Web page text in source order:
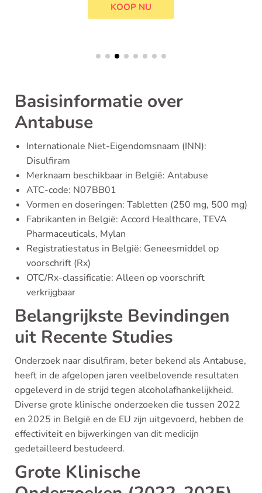
KOOP NU
Basisinformatie over
Antabuse
Internationale Niet-Eigendomsnaam (INN):
Disulfiram
Merknaam beschikbaar in België: Antabuse
ATC-code: N07BB01
Vormen en doseringen: Tabletten (250 mg, 500 mg)
Fabrikanten in België: Accord Healthcare, TEVA
Pharmaceuticals, Mylan
Registratiestatus in België: Geneesmiddel op
voorschrift (Rx)
OTC/Rx-classificatie: Alleen op voorschrift
verkrijgbaar
Belangrijkste Bevindingen
uit Recente Studies
Onderzoek naar disulfiram, beter bekend als Antabuse,
heeft in de afgelopen jaren veelbelovende resultaten
opgeleverd in de strijd tegen alcoholafhankelijkheid.
Diverse grote klinische onderzoeken die tussen 2022
en 2025 in België en de EU zijn uitgevoerd, hebben de
effectiviteit en bijwerkingen van dit medicijn
gedetailleerd bestudeerd.
Grote Klinische